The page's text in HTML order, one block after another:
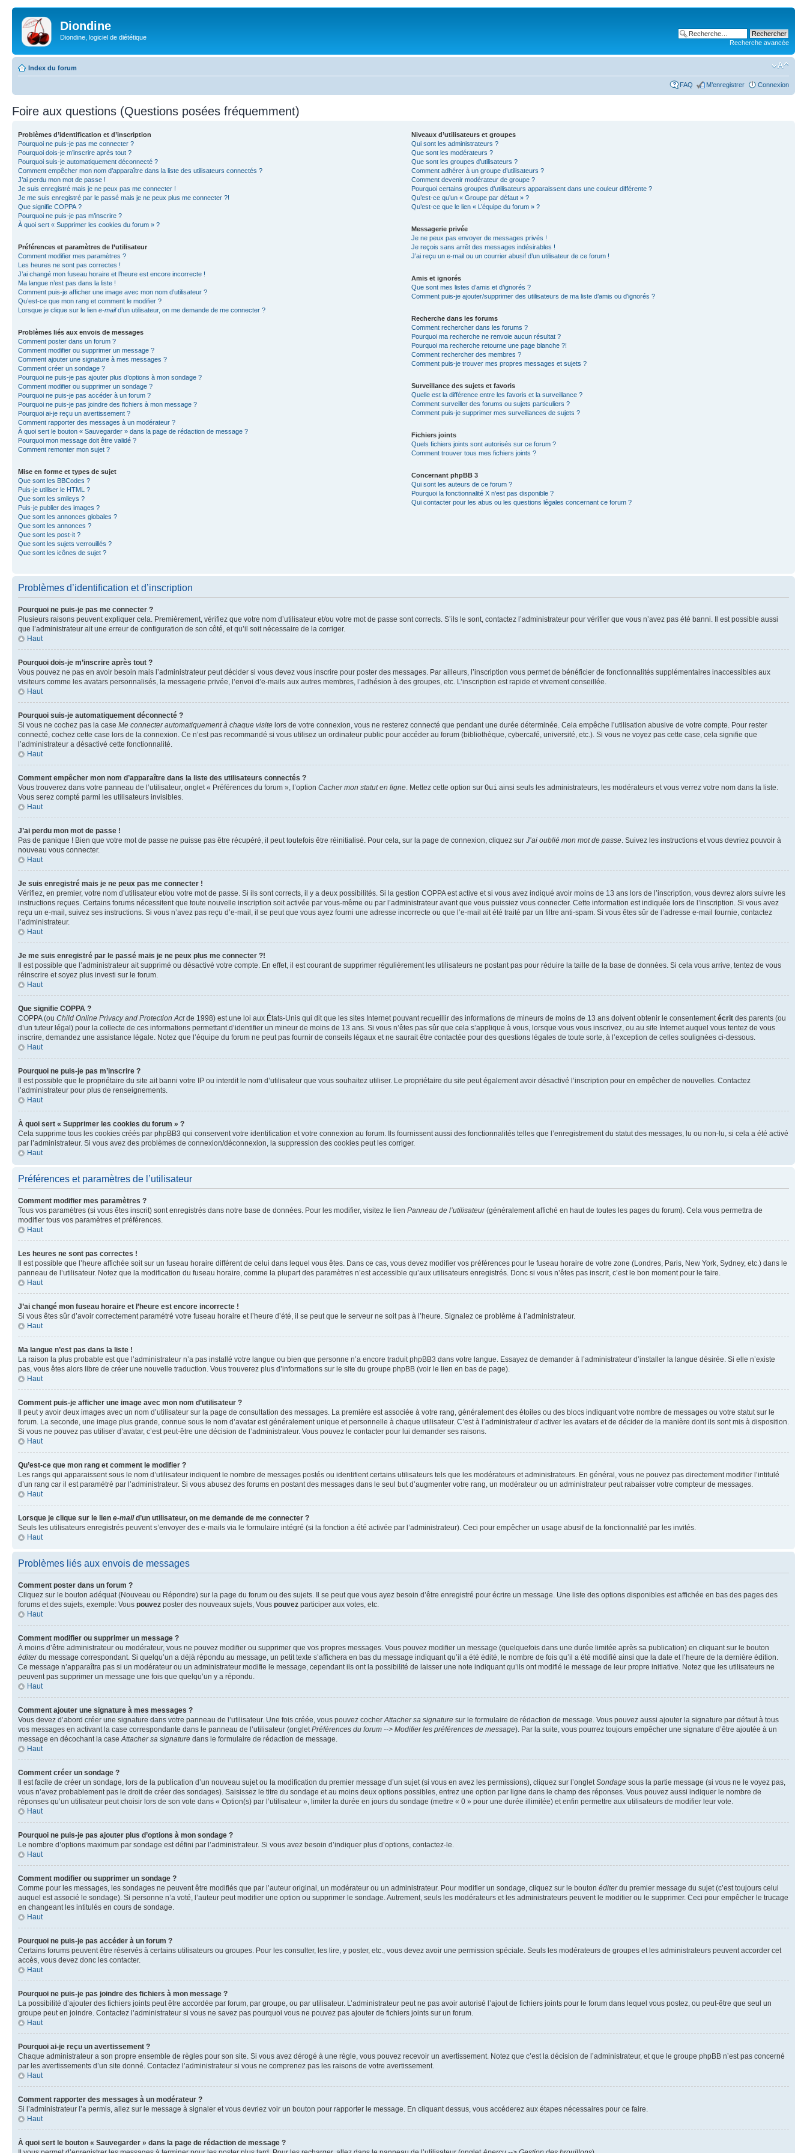
Diondine
Diondine, logiciel de diététique
Recherche avancée
Index du forum
FAQ M’enregistrer Connexion
Foire aux questions (Questions posées fréquemment)
Problèmes d’identification et d’inscription
Pourquoi ne puis-je pas me connecter ?
Pourquoi dois-je m’inscrire après tout ?
Pourquoi suis-je automatiquement déconnecté ?
Comment empêcher mon nom d’apparaître dans la liste des utilisateurs connectés ?
J’ai perdu mon mot de passe !
Je suis enregistré mais je ne peux pas me connecter !
Je me suis enregistré par le passé mais je ne peux plus me connecter ?!
Que signifie COPPA ?
Pourquoi ne puis-je pas m’inscrire ?
À quoi sert « Supprimer les cookies du forum » ?
Préférences et paramètres de l’utilisateur
Comment modifier mes paramètres ?
Les heures ne sont pas correctes !
J’ai changé mon fuseau horaire et l’heure est encore incorrecte !
Ma langue n’est pas dans la liste !
Comment puis-je afficher une image avec mon nom d’utilisateur ?
Qu’est-ce que mon rang et comment le modifier ?
Lorsque je clique sur le lien e-maild’un utilisateur, on me demande de me connecter ?
Problèmes liés aux envois de messages
Comment poster dans un forum ?
Comment modifier ou supprimer un message ?
Comment ajouter une signature à mes messages ?
Comment créer un sondage ?
Pourquoi ne puis-je pas ajouter plus d’options à mon sondage ?
Comment modifier ou supprimer un sondage ?
Pourquoi ne puis-je pas accéder à un forum ?
Pourquoi ne puis-je pas joindre des fichiers à mon message ?
Pourquoi ai-je reçu un avertissement ?
Comment rapporter des messages à un modérateur ?
À quoi sert le bouton « Sauvegarder » dans la page de rédaction de message ?
Pourquoi mon message doit être validé ?
Comment remonter mon sujet ?
Mise en forme et types de sujet
Que sont les BBCodes ?
Puis-je utiliser le HTML ?
Que sont les smileys ?
Puis-je publier des images ?
Que sont les annonces globales ?
Que sont les annonces ?
Que sont les post-it ?
Que sont les sujets verrouillés ?
Que sont les icônes de sujet ?
Niveaux d’utilisateurs et groupes
Qui sont les administrateurs ?
Que sont les modérateurs ?
Que sont les groupes d’utilisateurs ?
Comment adhérer à un groupe d’utilisateurs ?
Comment devenir modérateur de groupe ?
Pourquoi certains groupes d’utilisateurs apparaissent dans une couleur différente ?
Qu’est-ce qu’un « Groupe par défaut » ?
Qu’est-ce que le lien « L’équipe du forum » ?
Messagerie privée
Je ne peux pas envoyer de messages privés !
Je reçois sans arrêt des messages indésirables !
J’ai reçu un e-mail ou un courrier abusif d’un utilisateur de ce forum !
Amis et ignorés
Que sont mes listes d’amis et d’ignorés ?
Comment puis-je ajouter/supprimer des utilisateurs de ma liste d’amis ou d’ignorés ?
Recherche dans les forums
Comment rechercher dans les forums ?
Pourquoi ma recherche ne renvoie aucun résultat ?
Pourquoi ma recherche retourne une page blanche ?!
Comment rechercher des membres ?
Comment puis-je trouver mes propres messages et sujets ?
Surveillance des sujets et favoris
Quelle est la différence entre les favoris et la surveillance ?
Comment surveiller des forums ou sujets particuliers ?
Comment puis-je supprimer mes surveillances de sujets ?
Fichiers joints
Quels fichiers joints sont autorisés sur ce forum ?
Comment trouver tous mes fichiers joints ?
Concernant phpBB 3
Qui sont les auteurs de ce forum ?
Pourquoi la fonctionnalité X n’est pas disponible ?
Qui contacter pour les abus ou les questions légales concernant ce forum ?
Problèmes d’identification et d’inscription
Pourquoi ne puis-je pas me connecter ?
Plusieurs raisons peuvent expliquer cela. Premièrement, vérifiez que votre nom d’utilisateur et/ou votre mot de passe sont corrects. S’ils le sont, contactez l’administrateur pour vérifier que vous n’avez pas été banni. Il est possible aussi
que l’administrateur ait une erreur de configuration de son côté, et qu’il soit nécessaire de la corriger.
Haut
Pourquoi dois-je m’inscrire après tout ?
Vous pouvez ne pas en avoir besoin mais l’administrateur peut décider si vous devez vous inscrire pour poster des messages. Par ailleurs, l’inscription vous permet de bénéficier de fonctionnalités supplémentaires inaccessibles aux
visiteurs comme les avatars personnalisés, la messagerie privée, l’envoi d’e-mails aux autres membres, l’adhésion à des groupes, etc. L’inscription est rapide et vivement conseillée.
Haut
Pourquoi suis-je automatiquement déconnecté ?
Si vous ne cochez pas la case Me connecter automatiquement à chaque visite lors de votre connexion, vous ne resterez connecté que pendant une durée déterminée. Cela empêche l’utilisation abusive de votre compte. Pour rester
connecté, cochez cette case lors de la connexion. Ce n’est pas recommandé si vous utilisez un ordinateur public pour accéder au forum (bibliothèque, cybercafé, université, etc.). Si vous ne voyez pas cette case, cela signifie que
l’administrateur a désactivé cette fonctionnalité.
Haut
Comment empêcher mon nom d’apparaître dans la liste des utilisateurs connectés ?
Vous trouverez dans votre panneau de l’utilisateur, onglet « Préférences du forum », l’option Cacher mon statut en ligne . Mettez cette option sur Oui ainsi seuls les administrateurs, les modérateurs et vous verrez votre nom dans la liste.
Vous serez compté parmi les utilisateurs invisibles.
Haut
J’ai perdu mon mot de passe !
Pas de panique ! Bien que votre mot de passe ne puisse pas être récupéré, il peut toutefois être réinitialisé. Pour cela, sur la page de connexion, cliquez sur J’ai oublié mon mot de passe . Suivez les instructions et vous devriez pouvoir à
nouveau vous connecter.
Haut
Je suis enregistré mais je ne peux pas me connecter !
Vérifiez, en premier, votre nom d’utilisateur et/ou votre mot de passe. Si ils sont corrects, il y a deux possibilités. Si la gestion COPPA est active et si vous avez indiqué avoir moins de 13 ans lors de l’inscription, vous devrez alors suivre les
instructions reçues. Certains forums nécessitent que toute nouvelle inscription soit activée par vous-même ou par l’administrateur avant que vous puissiez vous connecter. Cette information est indiquée lors de l’inscription. Si vous avez
reçu un e-mail, suivez ses instructions. Si vous n’avez pas reçu d’e-mail, il se peut que vous ayez fourni une adresse incorrecte ou que l’e-mail ait été traité par un filtre anti-spam. Si vous êtes sûr de l’adresse e-mail fournie, contactez
l’administrateur.
Haut
Je me suis enregistré par le passé mais je ne peux plus me connecter ?!
Il est possible que l’administrateur ait supprimé ou désactivé votre compte. En effet, il est courant de supprimer régulièrement les utilisateurs ne postant pas pour réduire la taille de la base de données. Si cela vous arrive, tentez de vous
réinscrire et soyez plus investi sur le forum.
Haut
Que signifie COPPA ?
COPPA (ou Child Online Privacy and Protection Actde 1998) est une loi aux États-Unis qui dit que les sites Internet pouvant recueillir des informations de mineurs de moins de 13 ans doivent obtenir le consentement écrit des parents (ou
d’un tuteur légal) pour la collecte de ces informations permettant d’identifier un mineur de moins de 13 ans. Si vous n’êtes pas sûr que cela s’applique à vous, lorsque vous vous inscrivez, ou au site Internet auquel vous tentez de vous
inscrire, demandez une assistance légale. Notez que l’équipe du forum ne peut pas fournir de conseils légaux et ne saurait être contactée pour des questions légales de toute sorte, à l’exception de celles soulignées ci-dessous.
Haut
Pourquoi ne puis-je pas m’inscrire ?
Il est possible que le propriétaire du site ait banni votre IP ou interdit le nom d’utilisateur que vous souhaitez utiliser. Le propriétaire du site peut également avoir désactivé l’inscription pour en empêcher de nouvelles. Contactez
l’administrateur pour plus de renseignements.
Haut
À quoi sert « Supprimer les cookies du forum » ?
Cela supprime tous les cookies créés par phpBB3 qui conservent votre identification et votre connexion au forum. Ils fournissent aussi des fonctionnalités telles que l’enregistrement du statut des messages, lu ou non-lu, si cela a été activé
par l’administrateur. Si vous avez des problèmes de connexion/déconnexion, la suppression des cookies peut les corriger.
Haut
Préférences et paramètres de l’utilisateur
Comment modifier mes paramètres ?
Tous vos paramètres (si vous êtes inscrit) sont enregistrés dans notre base de données. Pour les modifier, visitez le lien Panneau de l’utilisateur(généralement affiché en haut de toutes les pages du forum). Cela vous permettra de
modifier tous vos paramètres et préférences.
Haut
Les heures ne sont pas correctes !
Il est possible que l’heure affichée soit sur un fuseau horaire différent de celui dans lequel vous êtes. Dans ce cas, vous devez modifier vos préférences pour le fuseau horaire de votre zone (Londres, Paris, New York, Sydney, etc.) dans le
panneau de l’utilisateur. Notez que la modification du fuseau horaire, comme la plupart des paramètres n’est accessible qu’aux utilisateurs enregistrés. Donc si vous n’êtes pas inscrit, c’est le bon moment pour le faire.
Haut
J’ai changé mon fuseau horaire et l’heure est encore incorrecte !
Si vous êtes sûr d’avoir correctement paramétré votre fuseau horaire et l’heure d’été, il se peut que le serveur ne soit pas à l’heure. Signalez ce problème à l’administrateur.
Haut
Ma langue n’est pas dans la liste !
La raison la plus probable est que l’administrateur n’a pas installé votre langue ou bien que personne n’a encore traduit phpBB3 dans votre langue. Essayez de demander à l’administrateur d’installer la langue désirée. Si elle n’existe
pas, vous êtes alors libre de créer une nouvelle traduction. Vous trouverez plus d’informations sur le site du groupe phpBB (voir le lien en bas de page).
Haut
Comment puis-je afficher une image avec mon nom d’utilisateur ?
Il peut y avoir deux images avec un nom d’utilisateur sur la page de consultation des messages. La première est associée à votre rang, généralement des étoiles ou des blocs indiquant votre nombre de messages ou votre statut sur le
forum. La seconde, une image plus grande, connue sous le nom d’avatar est généralement unique et personnelle à chaque utilisateur. C’est à l’administrateur d’activer les avatars et de décider de la manière dont ils sont mis à disposition.
Si vous ne pouvez pas utiliser d’avatar, c’est peut-être une décision de l’administrateur. Vous pouvez le contacter pour lui demander ses raisons.
Haut
Qu’est-ce que mon rang et comment le modifier ?
Les rangs qui apparaissent sous le nom d’utilisateur indiquent le nombre de messages postés ou identifient certains utilisateurs tels que les modérateurs et administrateurs. En général, vous ne pouvez pas directement modifier l’intitulé
d’un rang car il est paramétré par l’administrateur. Si vous abusez des forums en postant des messages dans le seul but d’augmenter votre rang, un modérateur ou un administrateur peut rabaisser votre compteur de messages.
Haut
Lorsque je clique sur le lien e-maild’un utilisateur, on me demande de me connecter ?
Seuls les utilisateurs enregistrés peuvent s’envoyer des e-mails via le formulaire intégré (si la fonction a été activée par l’administrateur). Ceci pour empêcher un usage abusif de la fonctionnalité par les invités.
Haut
Problèmes liés aux envois de messages
Comment poster dans un forum ?
Cliquez sur le bouton adéquat (Nouveau ou Répondre) sur la page du forum ou des sujets. Il se peut que vous ayez besoin d’être enregistré pour écrire un message. Une liste des options disponibles est affichée en bas des pages des
forums et des sujets, exemple: Vous pouvez poster des nouveaux sujets, Vous pouvez participer aux votes, etc.
Haut
Comment modifier ou supprimer un message ?
À moins d’être administrateur ou modérateur, vous ne pouvez modifier ou supprimer que vos propres messages. Vous pouvez modifier un message (quelquefois dans une durée limitée après sa publication) en cliquant sur le bouton
éditerdu message correspondant. Si quelqu’un a déjà répondu au message, un petit texte s’affichera en bas du message indiquant qu’il a été édité, le nombre de fois qu’il a été modifié ainsi que la date et l’heure de la dernière édition.
Ce message n’apparaîtra pas si un modérateur ou un administrateur modifie le message, cependant ils ont la possibilité de laisser une note indiquant qu’ils ont modifié le message de leur propre initiative. Notez que les utilisateurs ne
peuvent pas supprimer un message une fois que quelqu’un y a répondu.
Haut
Comment ajouter une signature à mes messages ?
Vous devez d’abord créer une signature dans votre panneau de l’utilisateur. Une fois créée, vous pouvez cocher Attacher sa signature sur le formulaire de rédaction de message. Vous pouvez aussi ajouter la signature par défaut à tous
vos messages en activant la case correspondante dans le panneau de l’utilisateur (onglet Préférences du forum --> Modifier les préférences de message). Par la suite, vous pourrez toujours empêcher une signature d’être ajoutée à un
message en décochant la case Attacher sa signature dans le formulaire de rédaction de message.
Haut
Comment créer un sondage ?
Il est facile de créer un sondage, lors de la publication d’un nouveau sujet ou la modification du premier message d’un sujet (si vous en avez les permissions), cliquez sur l’onglet Sondage sous la partie message (si vous ne le voyez pas,
vous n’avez probablement pas le droit de créer des sondages). Saisissez le titre du sondage et au moins deux options possibles, entrez une option par ligne dans le champ des réponses. Vous pouvez aussi indiquer le nombre de
réponses qu’un utilisateur peut choisir lors de son vote dans « Option(s) par l’utilisateur », limiter la durée en jours du sondage (mettre « 0 » pour une durée illimitée) et enfin permettre aux utilisateurs de modifier leur vote.
Haut
Pourquoi ne puis-je pas ajouter plus d’options à mon sondage ?
Le nombre d’options maximum par sondage est défini par l’administrateur. Si vous avez besoin d’indiquer plus d’options, contactez-le.
Haut
Comment modifier ou supprimer un sondage ?
Comme pour les messages, les sondages ne peuvent être modifiés que par l’auteur original, un modérateur ou un administrateur. Pour modifier un sondage, cliquez sur le bouton éditerdu premier message du sujet (c’est toujours celui
auquel est associé le sondage). Si personne n’a voté, l’auteur peut modifier une option ou supprimer le sondage. Autrement, seuls les modérateurs et les administrateurs peuvent le modifier ou le supprimer. Ceci pour empêcher le trucage
en changeant les intitulés en cours de sondage.
Haut
Pourquoi ne puis-je pas accéder à un forum ?
Certains forums peuvent être réservés à certains utilisateurs ou groupes. Pour les consulter, les lire, y poster, etc., vous devez avoir une permission spéciale. Seuls les modérateurs de groupes et les administrateurs peuvent accorder cet
accès, vous devez donc les contacter.
Haut
Pourquoi ne puis-je pas joindre des fichiers à mon message ?
La possibilité d’ajouter des fichiers joints peut être accordée par forum, par groupe, ou par utilisateur. L’administrateur peut ne pas avoir autorisé l’ajout de fichiers joints pour le forum dans lequel vous postez, ou peut-être que seul un
groupe peut en joindre. Contactez l’administrateur si vous ne savez pas pourquoi vous ne pouvez pas ajouter de fichiers joints sur un forum.
Haut
Pourquoi ai-je reçu un avertissement ?
Chaque administrateur a son propre ensemble de règles pour son site. Si vous avez dérogé à une règle, vous pouvez recevoir un avertissement. Notez que c’est la décision de l’administrateur, et que le groupe phpBB n’est pas concerné
par les avertissements d’un site donné. Contactez l’administrateur si vous ne comprenez pas les raisons de votre avertissement.
Haut
Comment rapporter des messages à un modérateur ?
Si l’administrateur l’a permis, allez sur le message à signaler et vous devriez voir un bouton pour rapporter le message. En cliquant dessus, vous accéderez aux étapes nécessaires pour ce faire.
Haut
À quoi sert le bouton « Sauvegarder » dans la page de rédaction de message ?